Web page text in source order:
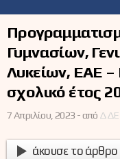
Γυμνασίων,
Λυκείων, ΕΑΕ
σχολικό έτος
7 Απριλίου, 2023 -από ΔΔΕ
άκουσε το άρθρο